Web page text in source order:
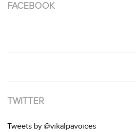
FACEBOOK
TWITTER
Tweets by @vikalpavoices